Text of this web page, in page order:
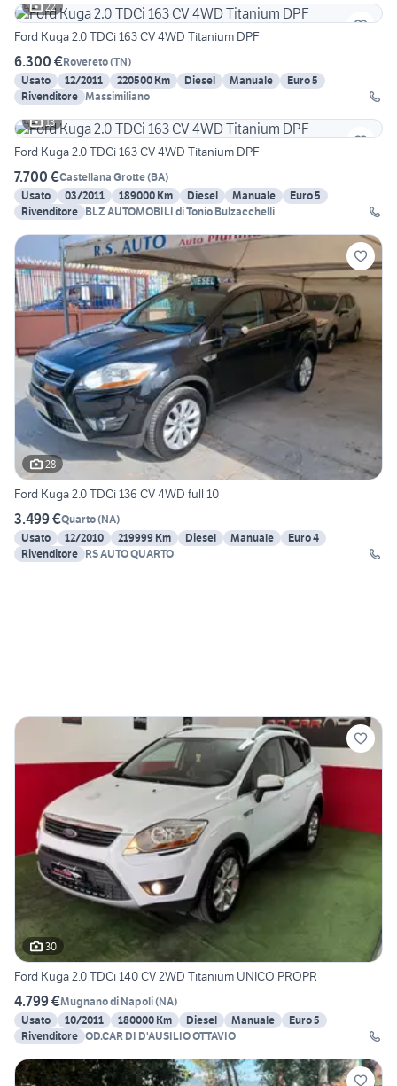
22
Ford Kuga 2.0 TDCi 163 CV 4WD Titanium DPF
6.300 €Rovereto(TN)
Usato
12/2011 220500 Km Diesel Manuale
Euro 5
Rivenditore Massimiliano
13
Ford Kuga 2.0 TDCi 163 CV 4WD Titanium DPF
7.700 €Castellana Grotte(BA)
Usato
03/2011 189000 Km Diesel Manuale
Euro 5
Rivenditore BLZ AUTOMOBILI di Tonio Bulzacchelli
28
Ford Kuga 2.0 TDCi 136 CV 4WD full 10
3.499 €Quarto(NA)
Usato
12/2010 219999 Km Diesel Manuale
Euro 4
Rivenditore RS AUTO QUARTO
30
Ford Kuga 2.0 TDCi 140 CV 2WD Titanium UNICO PROPR
4.799 €Mugnano di Napoli(NA)
Usato
10/2011 180000 Km Diesel Manuale
Euro 5
Rivenditore OD.CAR DI D'AUSILIO OTTAVIO